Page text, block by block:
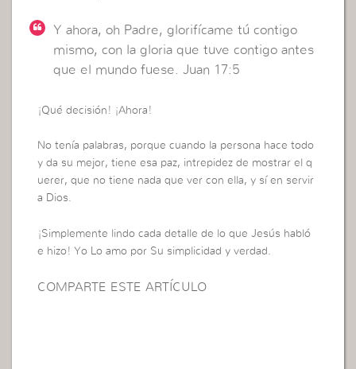
Y ahora, oh Padre, glorifícame tú contigo
mismo, con la gloria que tuve contigo antes
que el mundo fuese. Juan 17:5
¡Qué decisión! ¡Ahora!
No tenía palabras, porque cuando la persona hace todo
y da su mejor, tiene esa paz, intrepidez de mostrar el q
uerer, que no tiene nada que ver con ella, y sí en servir
a Dios.
¡Simplemente lindo cada detalle de lo que Jesús habló
e hizo! Yo Lo amo por Su simplicidad y verdad.
COMPARTE ESTE ARTÍCULO